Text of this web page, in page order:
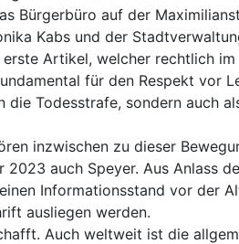
Bürgerbüro auf der
Kabs und der
Artikel, welcher rechtlich
für den Respekt vor
Todesstrafe, sondern auch
inzwischen zu dieser
auch Speyer. Aus Anlass
Informationsstand vor der
ausliegen werden.
Auch weltweit ist die